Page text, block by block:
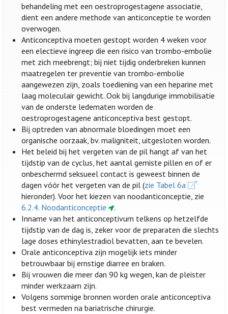
behandeling met een oestroprogestagene associatie,
dient een andere methode van anticonceptie te worden
overwogen.
Anticonceptiva moeten gestopt worden 4 weken voor
een electieve ingreep die een risico van trombo-embolie
met zich meebrengt; bij niet tijdig onderbreken kunnen
maatregelen ter preventie van trombo-embolie
aangewezen zijn, zoals toediening van een heparine met
laag moleculair gewicht. Ook bij langdurige immobilisatie
van de onderste ledematen worden de
oestroprogestagene anticonceptiva best gestopt.
Bij optreden van abnormale bloedingen moet een
organische oorzaak, bv. maligniteit, uitgesloten worden.
Het beleid bij het vergeten van de pil hangt af van het
tijdstip van de cyclus, het aantal gemiste pillen en of er
onbeschermd seksueel contact is geweest binnen de
dagen vóór het vergeten van de pil (zie Tabel 6a
hieronder). Voor het kiezen van noodanticonceptie, zie
6.2.4. Noodanticonceptie
.
Inname van het anticonceptivum telkens op hetzelfde
tijdstip van de dag is, zeker voor de preparaten die slechts
lage doses ethinylestradiol bevatten, aan te bevelen.
Orale anticonceptiva zijn mogelijk iets minder
betrouwbaar bij ernstige diarree en braken.
Bij vrouwen die meer dan 90 kg wegen, kan de pleister
minder werkzaam zijn.
Volgens sommige bronnen worden orale anticonceptiva
best vermeden na bariatrische chirurgie.